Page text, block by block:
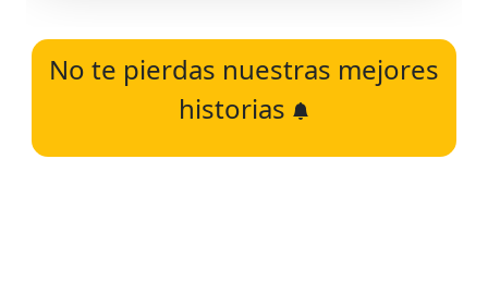
No te pierdas nuestras mejores
historias